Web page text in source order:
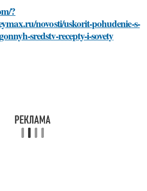
?
novosti/uskorit-pohudenie-s-
sredstv-recepty-i-sovety